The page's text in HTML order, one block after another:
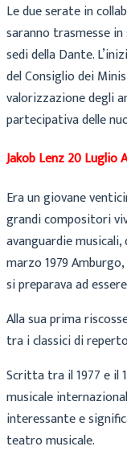
Le due serate in
saranno trasmesse
sedi della Dante.
del Consiglio dei
valorizzazione degli
partecipativa delle
Jakob Lenz 20 Luglio
Era un giovane
grandi compositori
avanguardie
marzo 1979
si preparava ad
Alla sua prima
tra i classici di
Scritta tra il 1977 e il
musicale
interessante e
teatro musicale.